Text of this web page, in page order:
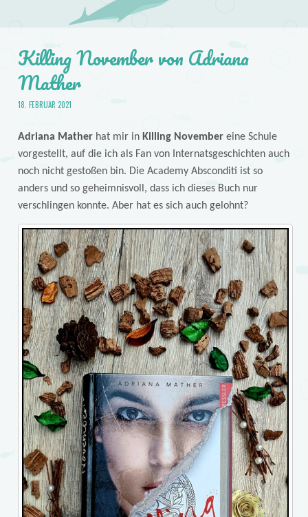
Killing November von Adriana
Mather
18. FEBRUAR 2021
Adriana Matherhat mir in Killing Novembereine Schule
vorgestellt, auf die ich als Fan von Internatsgeschichten auch
noch nicht gestoßen bin. Die Academy Absconditi ist so
anders und so geheimnisvoll, dass ich dieses Buch nur
verschlingen konnte. Aber hat es sich auch gelohnt?